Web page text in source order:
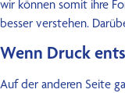
wir können somit ihre
besser verstehen.
Wenn Druck
Auf der anderen Seite